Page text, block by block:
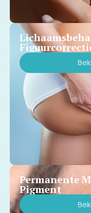
Permanente
Pigment